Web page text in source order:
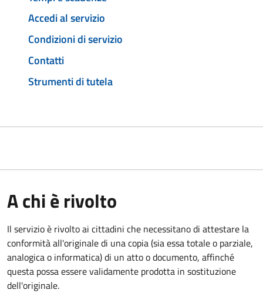
Accedi al servizio
Condizioni di servizio
Contatti
Strumenti di tutela
A chi è rivolto
Il servizio è rivolto ai cittadini che necessitano di attestare la
conformità all'originale di una copia (sia essa totale o parziale,
analogica o informatica) di un atto o documento, affinché
questa possa essere validamente prodotta in sostituzione
dell'originale.